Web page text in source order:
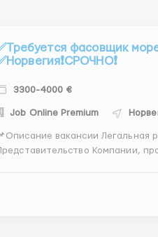
фасовщик
3300-4000 €
Job Online Premium
вакансии Легальная
Компании,